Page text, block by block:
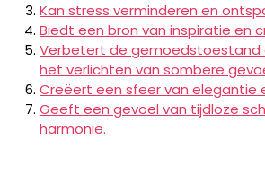
Kan stress verminderen en
Biedt een bron van inspiratie en
Verbetert de gemoedstoestand
het verlichten van sombere
Creëert een sfeer van elegantie
Geeft een gevoel van tijdloze
harmonie.